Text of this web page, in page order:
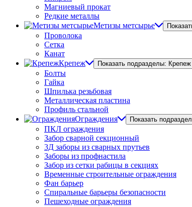
Магниевый прокат
Редкие металлы
Метизы метсырье
Проволока
Сетка
Канат
Крепеж
Показать подразделы: Крепеж
Болты
Гайка
Шпилька резьбовая
Металлическая пластина
Профиль стальной
Ограждения
Показать
ПКЛ ограждения
Забор сварной секционный
3Д заборы из сварных прутьев
Заборы из профнастила
Забор из сетки рабицы в секциях
Временные строительные ограждения
Фан барьер
Спиральные барьеры безопасности
Пешеходные ограждения